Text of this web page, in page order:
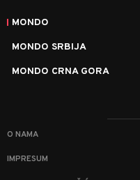
MONDO
MONDO SRBIJA
MONDO CRNA GORA
O NAMA
IMPRESUM